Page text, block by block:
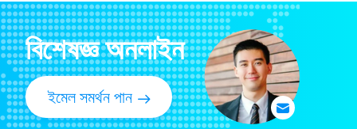
লন মাওয়ার যন্ত্রাংশ অ্যাডজাস্টার / রিল বিয়ারিং অ্যাডজাস্টমেন্ট রড GTCU25317 জনডিরে ফিট করে
জনডিরে ফিট করে
লন মাওয়ার যন্ত্রাংশ গ্রীস সীল তেল প্রতিরোধী GET15755 Deere 2500A গ্রিনস মাওয়ারের জন্য ফিট করে
ডিয়ার মাওয়ার
বন্ধনী GTCU24461 ফিট ডিরে
বিশেষজ্ঞ অনলাইন
ইমেল সমর্থন পান